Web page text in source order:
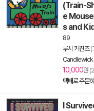
(Train-
e
s and
89
루시 커진즈(
Candlewick
10,000원
택배로 주문
I